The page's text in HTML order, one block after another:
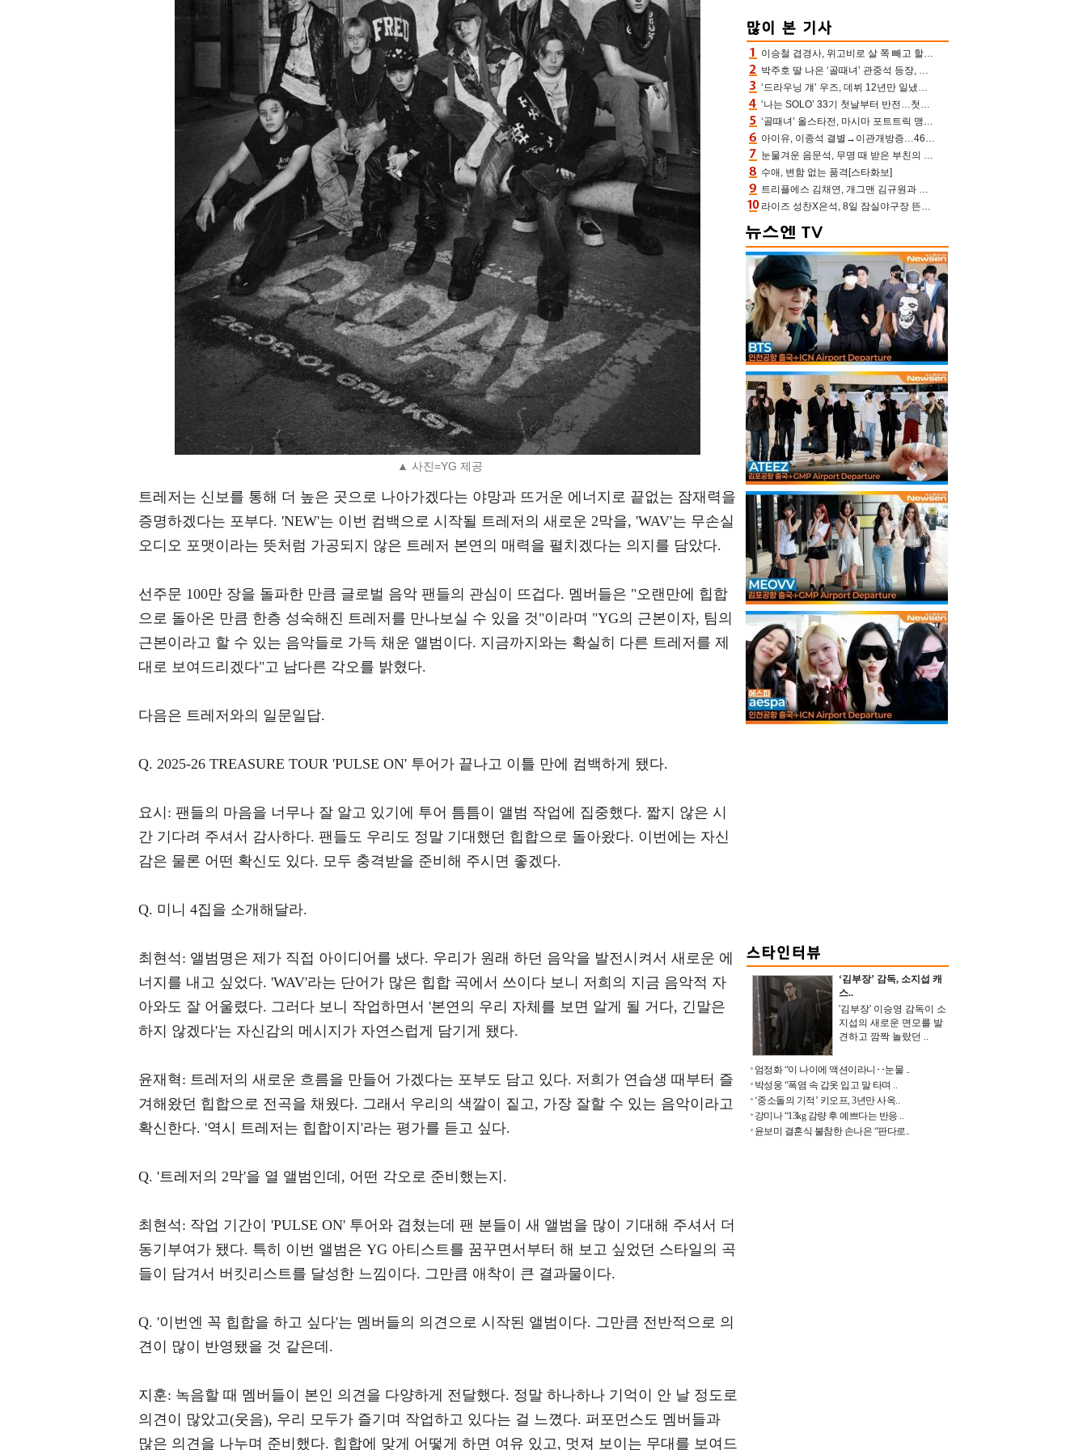
▲ 사진=YG 제공
트레저는 신보를 통해 더 높은 곳으로 나아가겠다는 야망과 뜨거운 에너지로 끝없는 잠재력을
증명하겠다는 포부다. 'NEW'는 이번 컴백으로 시작될 트레저의 새로운 2막을, 'WAV'는 무손실
오디오 포맷이라는 뜻처럼 가공되지 않은 트레저 본연의 매력을 펼치겠다는 의지를 담았다.
선주문 100만 장을 돌파한 만큼 글로벌 음악 팬들의 관심이 뜨겁다. 멤버들은 "오랜만에 힙합
으로 돌아온 만큼 한층 성숙해진 트레저를 만나보실 수 있을 것"이라며 "YG의 근본이자, 팀의
근본이라고 할 수 있는 음악들로 가득 채운 앨범이다. 지금까지와는 확실히 다른 트레저를 제
대로 보여드리겠다"고 남다른 각오를 밝혔다.
다음은 트레저와의 일문일답.
Q. 2025-26 TREASURE TOUR 'PULSE ON' 투어가 끝나고 이틀 만에 컴백하게 됐다.
요시: 팬들의 마음을 너무나 잘 알고 있기에 투어 틈틈이 앨범 작업에 집중했다. 짧지 않은 시
간 기다려 주셔서 감사하다. 팬들도 우리도 정말 기대했던 힙합으로 돌아왔다. 이번에는 자신
감은 물론 어떤 확신도 있다. 모두 충격받을 준비해 주시면 좋겠다.
Q. 미니 4집을 소개해달라.
최현석: 앨범명은 제가 직접 아이디어를 냈다. 우리가 원래 하던 음악을 발전시켜서 새로운 에
너지를 내고 싶었다. 'WAV'라는 단어가 많은 힙합 곡에서 쓰이다 보니 저희의 지금 음악적 자
아와도 잘 어울렸다. 그러다 보니 작업하면서 '본연의 우리 자체를 보면 알게 될 거다, 긴말은
하지 않겠다'는 자신감의 메시지가 자연스럽게 담기게 됐다.
윤재혁: 트레저의 새로운 흐름을 만들어 가겠다는 포부도 담고 있다. 저희가 연습생 때부터 즐
겨해왔던 힙합으로 전곡을 채웠다. 그래서 우리의 색깔이 짙고, 가장 잘할 수 있는 음악이라고
확신한다. '역시 트레저는 힙합이지'라는 평가를 듣고 싶다.
Q. '트레저의 2막'을 열 앨범인데, 어떤 각오로 준비했는지.
최현석: 작업 기간이 'PULSE ON' 투어와 겹쳤는데 팬 분들이 새 앨범을 많이 기대해 주셔서 더
동기부여가 됐다. 특히 이번 앨범은 YG 아티스트를 꿈꾸면서부터 해 보고 싶었던 스타일의 곡
들이 담겨서 버킷리스트를 달성한 느낌이다. 그만큼 애착이 큰 결과물이다.
Q. '이번엔 꼭 힙합을 하고 싶다'는 멤버들의 의견으로 시작된 앨범이다. 그만큼 전반적으로 의
견이 많이 반영됐을 것 같은데.
지훈: 녹음할 때 멤버들이 본인 의견을 다양하게 전달했다. 정말 하나하나 기억이 안 날 정도로
의견이 많았고(웃음), 우리 모두가 즐기며 작업하고 있다는 걸 느꼈다. 퍼포먼스도 멤버들과
많은 의견을 나누며 준비했다. 힙합에 맞게 어떻게 하면 여유 있고, 멋져 보이는 무대를 보여드
이승철 겹경사, 위고비로 살 쪽 빼고 할아버지 된다‥마음으로 낳은 딸 임신 자랑(유퀴즈)
박주호 딸 나은 ‘골때녀’ 관중석 등장, 김민재 복제인간 보고 혼란 [결정적장면]
‘드라우닝 걔’ 우즈, 데뷔 12년만 일냈다…체조경기장 입성 확정
‘나는 SOLO’ 33기 첫날부터 반전…첫인상 0표 영호, 호감남 급부상
‘골때녀’ 올스타전, 마시마 포트트릭 맹추격전 5:4 골 잔치 ‘짜릿’ [어제TV]
아이유, 이종석 결별→이관개방증…46장 꽉 채운 유애나 ♥ “열심히 사는 중”
눈물겨운 음문석, 무명 때 받은 부친의 전재산→폐암 父 세상 떠나기 전 여행(유퀴즈)[어제TV]
수애, 변함 없는 품격[스타화보]
트리플에스 김채연, 개그맨 김규원과 함께 프리뷰쇼 진행 [포토엔HD]
라이즈 성찬X은석, 8일 잠실야구장 뜬다…시구 시타+특별공연까지
‘김부장’ 감독, 소지섭 캐
스..
'김부장' 이승영 감독이 소
지섭의 새로운 면모를 발
견하고 깜짝 놀랐던 ..
엄정화 “이 나이에 액션이라니‥눈물 ..
박성웅 “폭염 속 갑옷 입고 말 타며 ..
‘중소돌의 기적’ 키오프, 3년만 사옥..
강미나 “13kg 감량 후 예쁘다는 반응 ..
윤보미 결혼식 불참한 손나은 “판다로..